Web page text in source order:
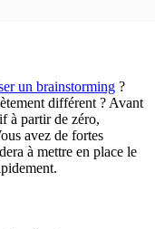
un brainstorming ?
différent ? Avant
à partir de zéro,
avez de fortes
à mettre en place le